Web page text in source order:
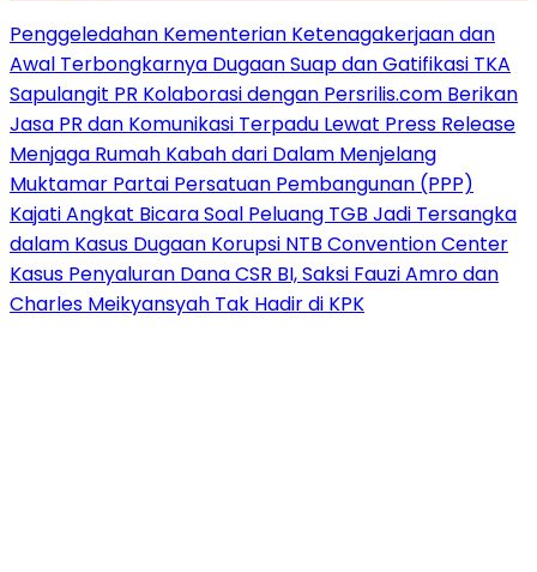
Penggeledahan Kementerian Ketenagakerjaan dan
Awal Terbongkarnya Dugaan Suap dan Gatifikasi TKA
Sapulangit PR Kolaborasi dengan Persrilis.com Berikan
Jasa PR dan Komunikasi Terpadu Lewat Press Release
Menjaga Rumah Kabah dari Dalam Menjelang
Muktamar Partai Persatuan Pembangunan (PPP)
Kajati Angkat Bicara Soal Peluang TGB Jadi Tersangka
dalam Kasus Dugaan Korupsi NTB Convention Center
Kasus Penyaluran Dana CSR BI, Saksi Fauzi Amro dan
Charles Meikyansyah Tak Hadir di KPK